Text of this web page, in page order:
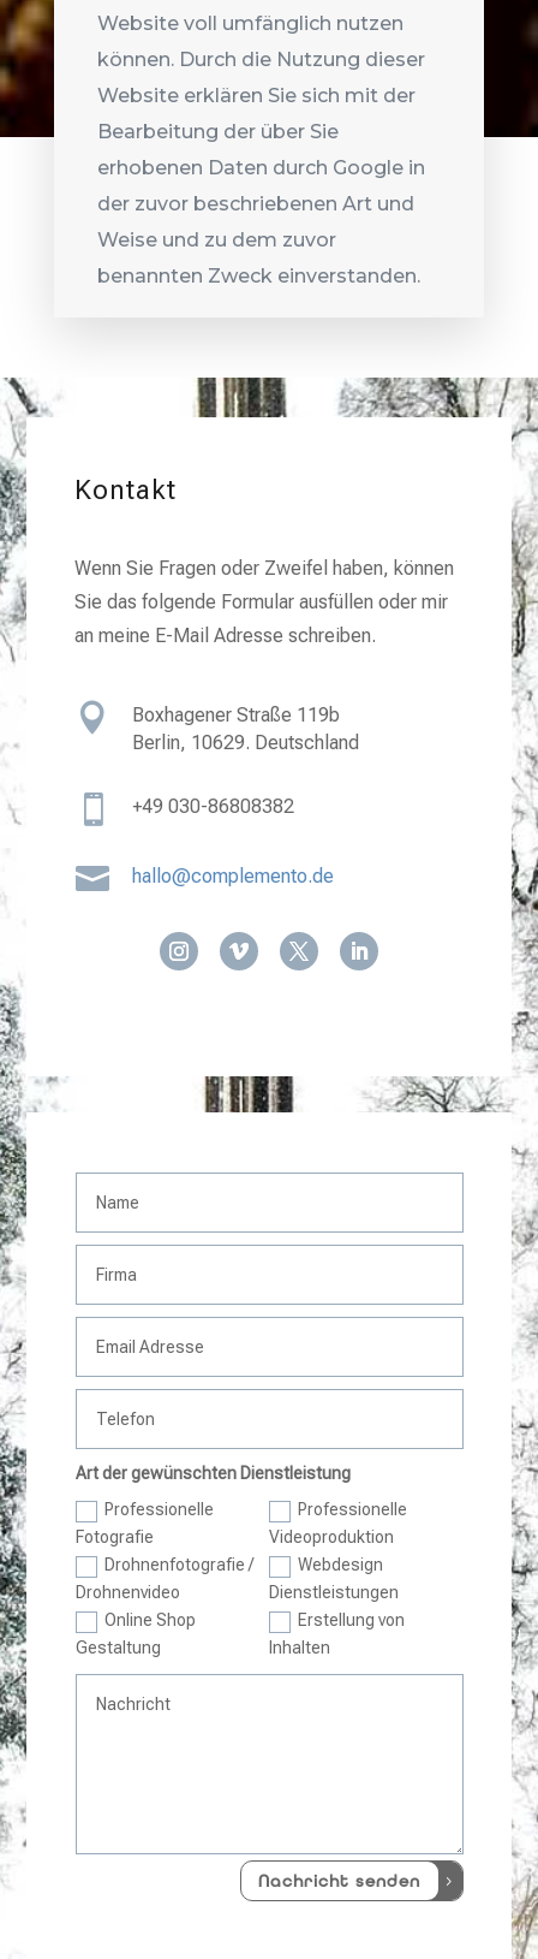
Website voll umfänglich nutzen
können. Durch die Nutzung dieser
Website erklären Sie sich mit der
Bearbeitung der über Sie
erhobenen Daten durch Google in
der zuvor beschriebenen Art und
Weise und zu dem zuvor
benannten Zweck einverstanden.
Kontakt
Wenn Sie Fragen oder Zweifel haben, können
Sie das folgende Formular ausfüllen oder mir
an meine E-Mail Adresse schreiben.

Boxhagener Straße 119b
Berlin, 10629. Deutschland
 +49 030-86808382
 hallo@complemento.de
Art der gewünschten Dienstleistung
Professionelle
Fotografie
Professionelle
Videoproduktion
Drohnenfotografie /
Drohnenvideo
Webdesign
Dienstleistungen
Online Shop
Gestaltung
Erstellung von
Inhalten
Nachricht senden